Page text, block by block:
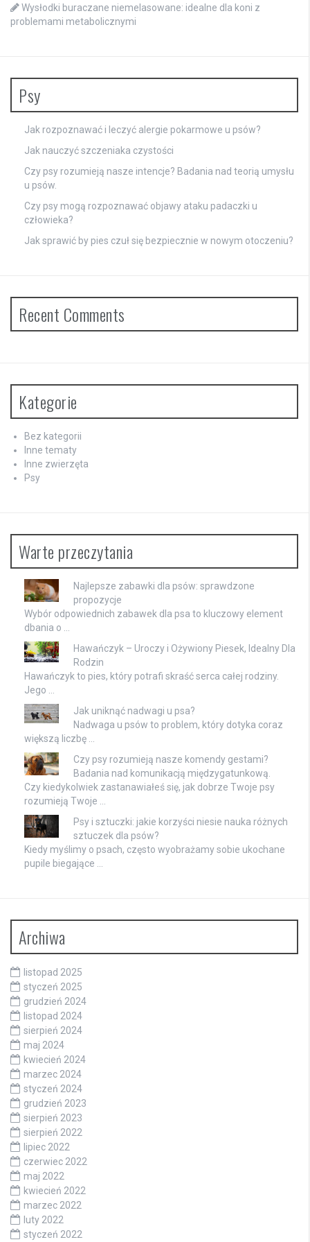
Wysłodki buraczane niemelasowane: idealne dla koni z
problemami metabolicznymi
Psy
Jak rozpoznawać i leczyć alergie pokarmowe u psów?
Jak nauczyć szczeniaka czystości
Czy psy rozumieją nasze intencje? Badania nad teorią umysłu
u psów.
Czy psy mogą rozpoznawać objawy ataku padaczki u
człowieka?
Jak sprawić by pies czuł się bezpiecznie w nowym otoczeniu?
Recent Comments
Kategorie
Bez kategorii
Inne tematy
Inne zwierzęta
Psy
Warte przeczytania
Najlepsze zabawki dla psów: sprawdzone
propozycje
Wybór odpowiednich zabawek dla psa to kluczowy element
dbania o …
Hawańczyk – Uroczy i Ożywiony Piesek, Idealny Dla
Rodzin
Hawańczyk to pies, który potrafi skraść serca całej rodziny.
Jego …
Jak uniknąć nadwagi u psa?
Nadwaga u psów to problem, który dotyka coraz
większą liczbę …
Czy psy rozumieją nasze komendy gestami?
Badania nad komunikacją międzygatunkową.
Czy kiedykolwiek zastanawiałeś się, jak dobrze Twoje psy
rozumieją Twoje …
Psy i sztuczki: jakie korzyści niesie nauka różnych
sztuczek dla psów?
Kiedy myślimy o psach, często wyobrażamy sobie ukochane
pupile biegające …
Archiwa
listopad 2025
styczeń 2025
grudzień 2024
listopad 2024
sierpień 2024
maj 2024
kwiecień 2024
marzec 2024
styczeń 2024
grudzień 2023
sierpień 2023
sierpień 2022
lipiec 2022
czerwiec 2022
maj 2022
kwiecień 2022
marzec 2022
luty 2022
styczeń 2022